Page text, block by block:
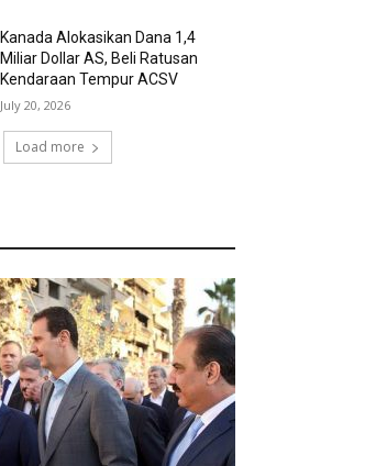
Kanada Alokasikan Dana 1,4
Miliar Dollar AS, Beli Ratusan
Kendaraan Tempur ACSV
July 20, 2026
Load more